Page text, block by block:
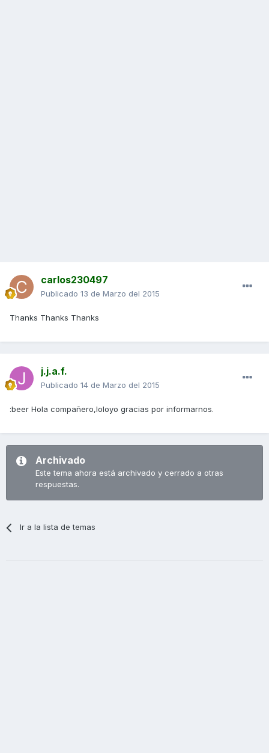
carlos230497
Publicado 13 de Marzo del 2015
Thanks Thanks Thanks
j.j.a.f.
Publicado 14 de Marzo del 2015
:beer Hola compañero,loloyo gracias por informarnos.
Archivado
Este tema ahora está archivado y cerrado a otras
respuestas.
Ir a la lista de temas